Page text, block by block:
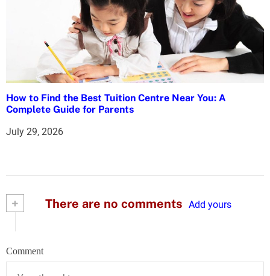
How to Find the Best Tuition Centre Near You: A
Complete Guide for Parents
July 29, 2026
+ There are no comments Add yours
Comment